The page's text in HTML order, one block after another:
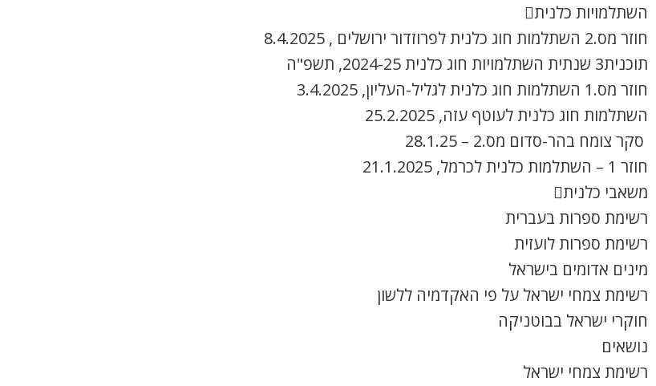
השתלמויות כלנית
חוזר מס.2 השתלמות חוג כלנית לפרוזדור ירושלים , 8.4.2025
תוכנית3 שנתית השתלמויות חוג כלנית 2024-25, תשפ"ה
חוזר מס.1 השתלמות חוג כלנית לגליל-העליון, 3.4.2025
השתלמות חוג כלנית לעוטף עזה, 25.2.2025
סקר צומח בהר-סדום מס.2 – 28.1.25
חוזר 1 – השתלמות כלנית לכרמל, 21.1.2025
משאבי כלנית
רשימת ספרות בעברית
רשימת ספרות לועזית
מינים אדומים בישראל
רשימת צמחי ישראל על פי האקדמיה ללשון
חוקרי ישראל בבוטניקה
נושאים
רשימת צמחי ישראל